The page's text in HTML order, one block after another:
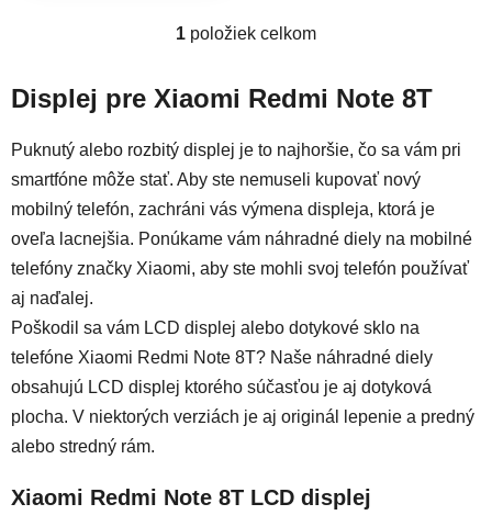
Ovládacie prvky výpisu
1 položiek celkom
Displej pre Xiaomi Redmi Note 8T
Puknutý alebo rozbitý displej je to najhoršie, čo sa vám pri
smartfóne môže stať. Aby ste nemuseli kupovať nový
mobilný telefón, zachráni vás výmena displeja, ktorá je
oveľa lacnejšia. Ponúkame vám náhradné diely na mobilné
telefóny značky Xiaomi, aby ste mohli svoj telefón používať
aj naďalej.
Poškodil sa vám LCD displej alebo dotykové sklo na
telefóne Xiaomi Redmi Note 8T? Naše náhradné diely
obsahujú LCD displej ktorého súčasťou je aj dotyková
plocha. V niektorých verziách je aj originál lepenie a predný
alebo stredný rám.
Xiaomi Redmi Note 8T LCD displej